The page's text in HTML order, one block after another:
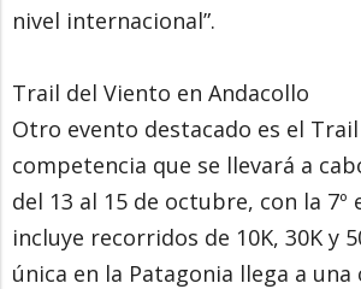
nivel internacional”.
Trail del Viento en Andacollo
Otro evento destacado es el
competencia que se llevará a
del 13 al 15 de octubre, con la 7º
incluye recorridos de 10K, 30K y
única en la Patagonia llega a una